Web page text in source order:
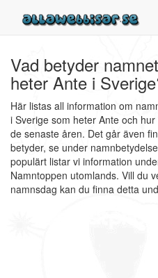
Vad betyder
heter Ante i
Här listas all information om
i Sverige som heter Ante och
de senaste åren. Det går även
betyder, se under
populärt listar vi information
Namntoppen utomlands. Vill du
namnsdag kan du finna detta